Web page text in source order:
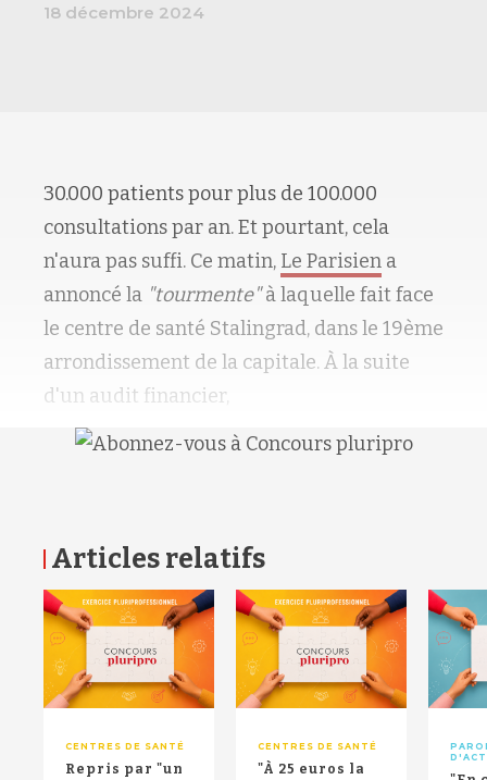
18 décembre 2024
30.000 patients pour plus de 100.000
consultations par an. Et pourtant, cela
n'aura pas suffi. Ce matin, Le Parisien a
annoncé la "tourmente"à laquelle fait face
le centre de santé Stalingrad, dans le 19ème
arrondissement de la capitale. À la suite
d'un audit financier,
Articles relatifs
CENTRES DE SANTÉ
Repris par "un
CENTRES DE SANTÉ
"À 25 euros la
RETOUR HAUT DE PAGE